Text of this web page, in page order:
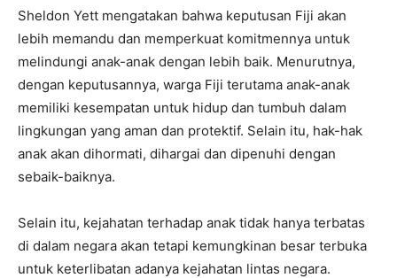
Sheldon Yett mengatakan bahwa keputusan Fiji akan
lebih memandu dan memperkuat komitmennya untuk
melindungi anak-anak dengan lebih baik. Menurutnya,
dengan keputusannya, warga Fiji terutama anak-anak
memiliki kesempatan untuk hidup dan tumbuh dalam
lingkungan yang aman dan protektif. Selain itu, hak-hak
anak akan dihormati, dihargai dan dipenuhi dengan
sebaik-baiknya.
Selain itu, kejahatan terhadap anak tidak hanya terbatas
di dalam negara akan tetapi kemungkinan besar terbuka
untuk keterlibatan adanya kejahatan lintas negara.